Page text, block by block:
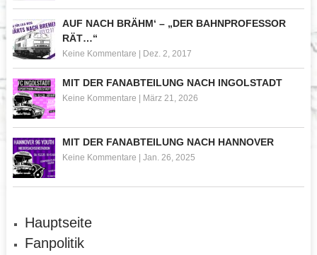
AUF NACH BRÄHM‘ – „DER BAHNPROFESSOR
RÄT…“
Keine Kommentare Dez. 2, 2017
MIT DER FANABTEILUNG NACH INGOLSTADT
Keine Kommentare März 21, 2026
MIT DER FANABTEILUNG NACH HANNOVER
Keine Kommentare Jan. 26, 2025
Hauptseite
Fanpolitik